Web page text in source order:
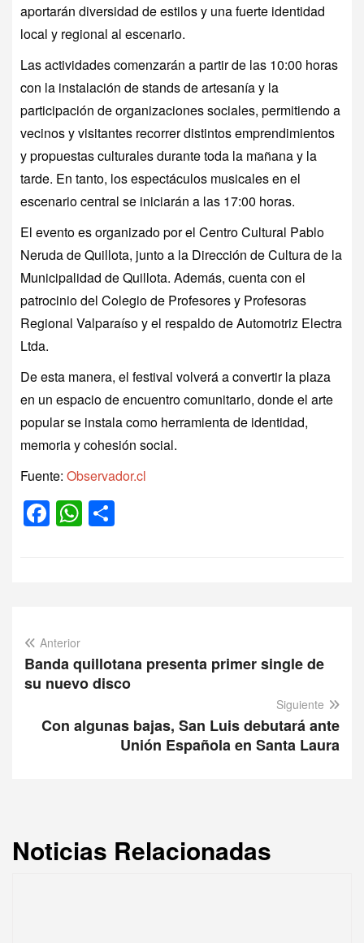
aportarán diversidad de estilos y una fuerte identidad
local y regional al escenario.
Las actividades comenzarán a partir de las 10:00 horas
con la instalación de stands de artesanía y la
participación de organizaciones sociales, permitiendo a
vecinos y visitantes recorrer distintos emprendimientos
y propuestas culturales durante toda la mañana y la
tarde. En tanto, los espectáculos musicales en el
escenario central se iniciarán a las 17:00 horas.
El evento es organizado por el Centro Cultural Pablo
Neruda de Quillota, junto a la Dirección de Cultura de la
Municipalidad de Quillota. Además, cuenta con el
patrocinio del Colegio de Profesores y Profesoras
Regional Valparaíso y el respaldo de Automotriz Electra
Ltda.
De esta manera, el festival volverá a convertir la plaza
en un espacio de encuentro comunitario, donde el arte
popular se instala como herramienta de identidad,
memoria y cohesión social.
Fuente: Observador.cl
Facebook
WhatsApp
Anterior
Banda quillotana presenta primer single de
su nuevo disco
Siguiente
Con algunas bajas, San Luis debutará ante
Unión Española en Santa Laura
Noticias Relacionadas